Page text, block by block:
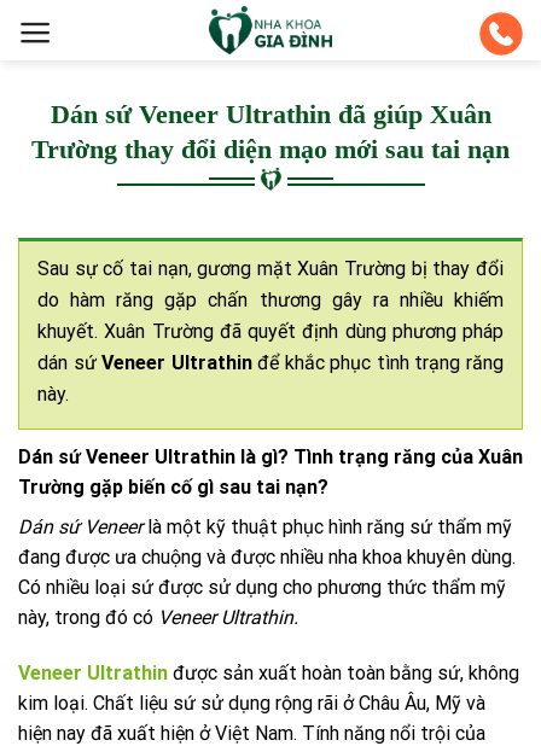
Dán sứ Veneer Ultrathin đã giúp Xuân
Trường thay đổi diện mạo mới sau tai nạn
Sau sự cố tai nạn, gương mặt Xuân Trường bị thay đổi
do hàm răng gặp chấn thương gây ra nhiều khiếm
khuyết. Xuân Trường đã quyết định dùng phương pháp
dán sứVeneer Ultrathinđể khắc phục tình trạng răng
này.
Dán sứ Veneer Ultrathin là gì? Tình trạng răng của Xuân
Trường gặp biến cố gì sau tai nạn?
Dán sứ Veneerlà một kỹ thuật phục hình răng sứ thẩm mỹ
đang được ưa chuộng và được nhiều nha khoa khuyên dùng.
Có nhiều loại sứ được sử dụng cho phương thức thẩm mỹ
này, trong đó có Veneer Ultrathin.
Veneer Ultrathin được sản xuất hoàn toàn bằng sứ, không
kim loại. Chất liệu sứ sử dụng rộng rãi ở Châu Âu, Mỹ và
hiện nay đã xuất hiện ở Việt Nam. Tính năng nổi trội của